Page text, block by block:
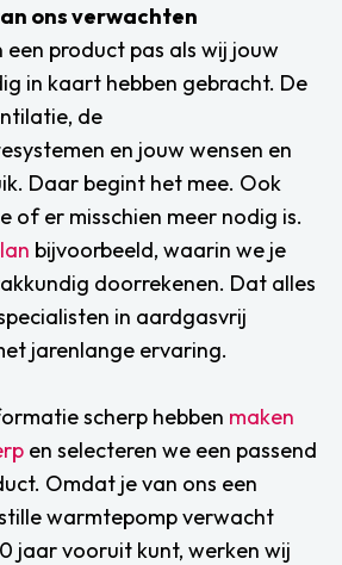
ons verwachten
een product pas als wij jouw
in kaart hebben gebracht. De
de
en jouw wensen en
Daar begint het mee. Ook
of er misschien meer nodig is.
bijvoorbeeld, waarin we je
doorrekenen. Dat alles
in aardgasvrij
jarenlange ervaring.
scherp hebben maken
en selecteren we een passend
Omdat je van ons een
warmtepomp verwacht
jaar vooruit kunt, werken wij